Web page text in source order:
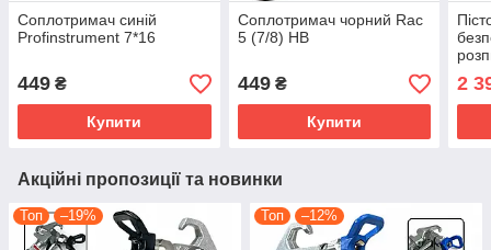
Соплотримач синій
Profinstrument 7*16
449 ₴
Купити
Соплотримач чорний Rac
5 (7/8) HB
449₴
Купити
2
Акційні пропозиції та новинки
Топ –19% Топ –12%